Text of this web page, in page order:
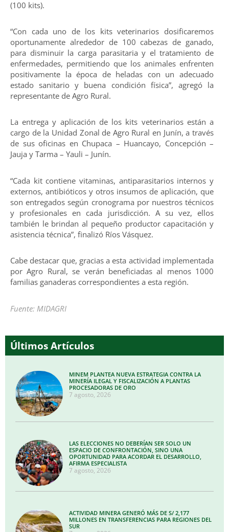
(100 kits).
“Con cada uno de los kits veterinarios dosificaremos
oportunamente alrededor de 100 cabezas de ganado,
para disminuir la carga parasitaria y el tratamiento de
enfermedades, permitiendo que los animales enfrenten
positivamente la época de heladas con un adecuado
estado sanitario y buena condición física”, agregó la
representante de Agro Rural.
La entrega y aplicación de los kits veterinarios están a
cargo de la Unidad Zonal de Agro Rural en Junín, a través
de sus oficinas en Chupaca – Huancayo, Concepción –
Jauja y Tarma – Yauli – Junín.
“Cada kit contiene vitaminas, antiparasitarios internos y
externos, antibióticos y otros insumos de aplicación, que
son entregados según cronograma por nuestros técnicos
y profesionales en cada jurisdicción. A su vez, ellos
también le brindan al pequeño productor capacitación y
asistencia técnica”, finalizó Ríos Vásquez.
Cabe destacar que, gracias a esta actividad implementada
por Agro Rural, se verán beneficiadas al menos 1000
familias ganaderas correspondientes a esta región.
Fuente: MIDAGRI
Últimos Artículos
MINEM PLANTEA NUEVA ESTRATEGIA CONTRA LA
MINERÍA ILEGAL Y FISCALIZACIÓN A PLANTAS
PROCESADORAS DE ORO
7 agosto, 2026
LAS ELECCIONES NO DEBERÍAN SER SOLO UN
ESPACIO DE CONFRONTACIÓN, SINO UNA
OPORTUNIDAD PARA ACORDAR EL DESARROLLO,
AFIRMA ESPECIALISTA
7 agosto, 2026
ACTIVIDAD MINERA GENERÓ MÁS DE S/ 2,177
MILLONES EN TRANSFERENCIAS PARA REGIONES DEL
SUR